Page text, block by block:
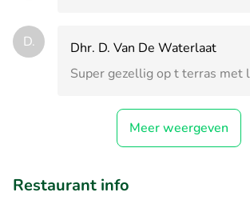
D.
Dhr. D. Van De Waterlaat
Super gezellig op t terras met
Meer weergeven
Restaurant info